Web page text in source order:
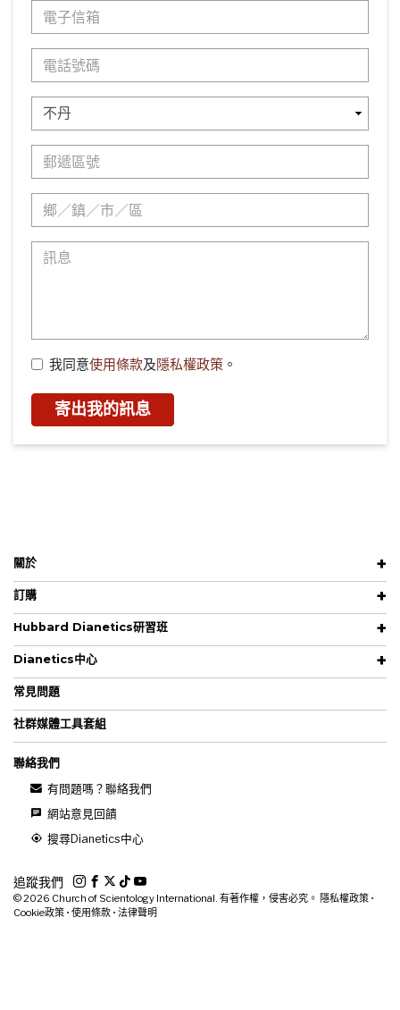
我同意使用條款及隱私權政策 。
寄出我的訊息
關於
訂購
Hubbard Dianetics研習班
Dianetics中心
常見問題
社群媒體工具套組
聯絡我們
有問題嗎？聯絡我們
網站意見回饋
搜尋Dianetics中心
追蹤我們
© 2026 Church of Scientology International. 有著作權，侵害必究。 隱私權政策 •
Cookie政策 • 使用條款 • 法律聲明